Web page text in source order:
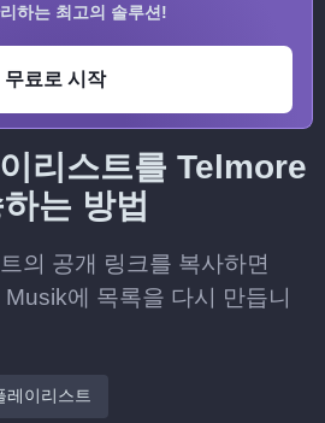
하는 최고의 솔루션!
무료로 시작
리스트를 Telmore
는 방법
의 공개 링크를 복사하면
에 목록을 다시 만듭니
레이리스트